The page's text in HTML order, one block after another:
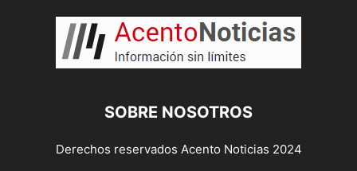
SOBRE NOSOTROS
Derechos reservados Acento Noticias 2024